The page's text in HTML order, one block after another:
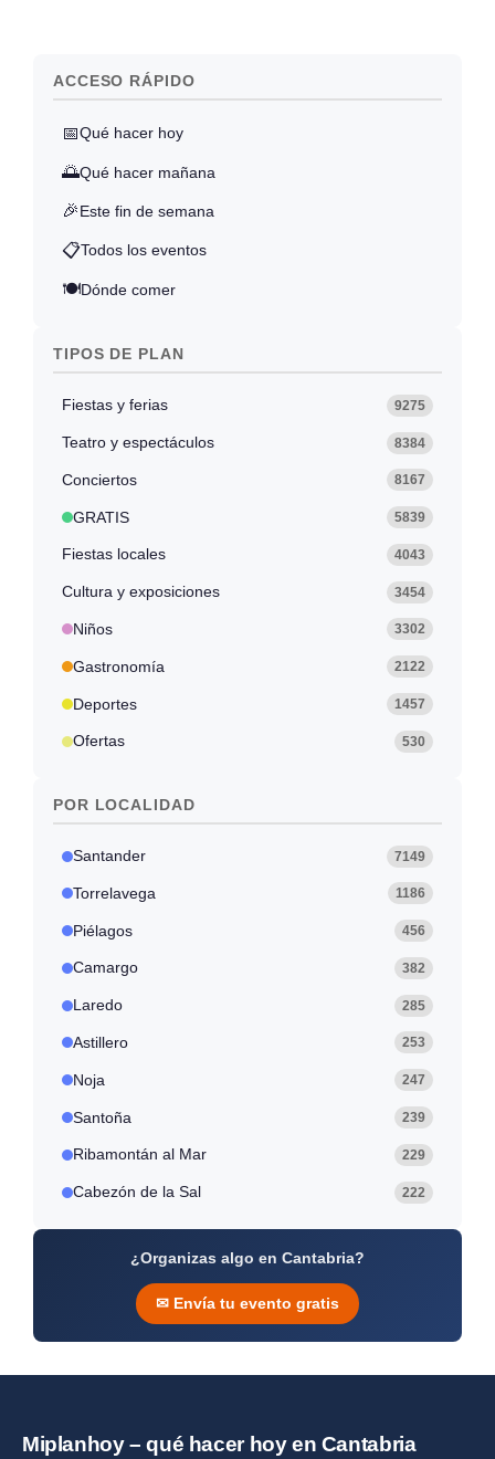
ACCESO RÁPIDO
📅Qué hacer hoy
🌅Qué hacer mañana
🎉Este fin de semana
📋Todos los eventos
🍽️Dónde comer
TIPOS DE PLAN
Fiestas y ferias 9275
Teatro y espectáculos 8384
Conciertos 8167
GRATIS 5839
Fiestas locales 4043
Cultura y exposiciones 3454
Niños 3302
Gastronomía 2122
Deportes 1457
Ofertas 530
POR LOCALIDAD
Santander 7149
Torrelavega 1186
Piélagos 456
Camargo 382
Laredo 285
Astillero 253
Noja 247
Santoña 239
Ribamontán al Mar 229
Cabezón de la Sal 222
¿Organizas algo en Cantabria?
✉ Envía tu evento gratis
Miplanhoy – qué hacer hoy en Cantabria